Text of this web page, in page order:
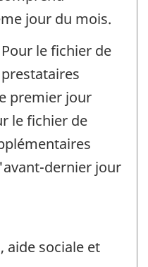
jour du mois.
Pour le fichier de
premier jour
le fichier de
dernier jour
aide sociale et